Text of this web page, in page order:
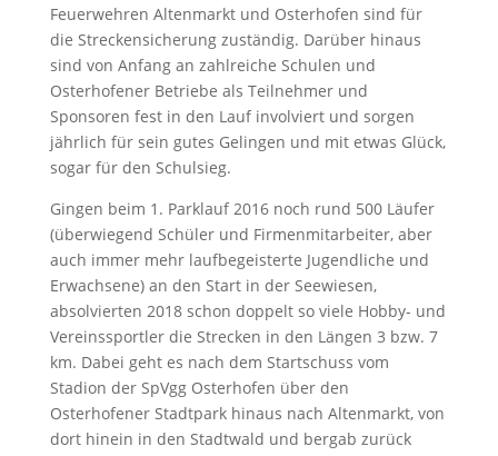
Feuerwehren Altenmarkt und Osterhofen sind für
die Streckensicherung zuständig. Darüber hinaus
sind von Anfang an zahlreiche Schulen und
Osterhofener Betriebe als Teilnehmer und
Sponsoren fest in den Lauf involviert und sorgen
jährlich für sein gutes Gelingen und mit etwas Glück,
sogar für den Schulsieg.
Gingen beim 1. Parklauf 2016 noch rund 500 Läufer
(überwiegend Schüler und Firmenmitarbeiter, aber
auch immer mehr laufbegeisterte Jugendliche und
Erwachsene) an den Start in der Seewiesen,
absolvierten 2018 schon doppelt so viele Hobby- und
Vereinssportler die Strecken in den Längen 3 bzw. 7
km. Dabei geht es nach dem Startschuss vom
Stadion der SpVgg Osterhofen über den
Osterhofener Stadtpark hinaus nach Altenmarkt, von
dort hinein in den Stadtwald und bergab zurück